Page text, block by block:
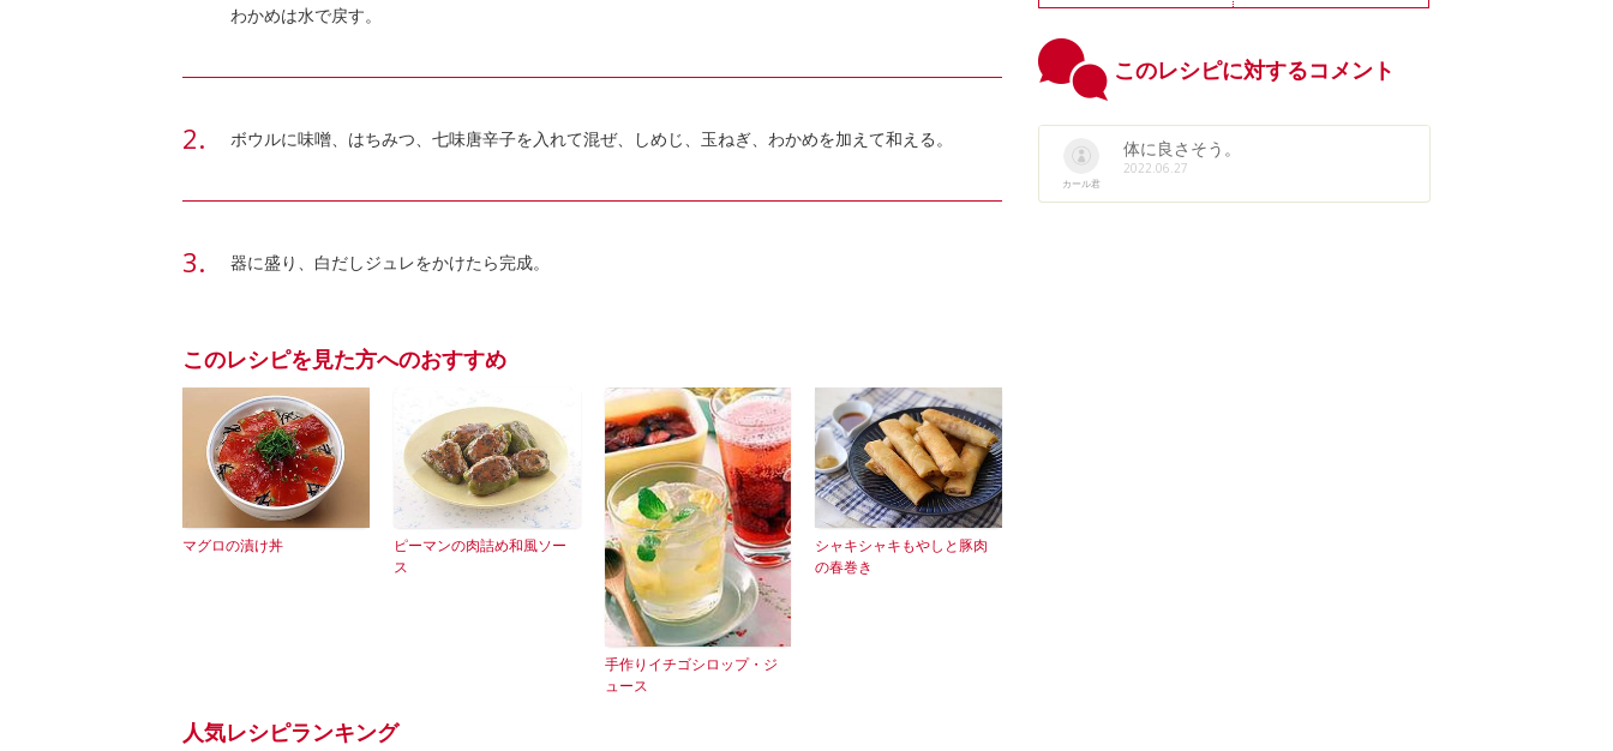
わかめは水で戻す。
ボウルに味噌、はちみつ、七味唐辛子を入れて混ぜ、しめじ、玉ねぎ、わかめを加えて和える。
器に盛り、白だしジュレをかけたら完成。
このレシピを見た方へのおすすめ
マグロの漬け丼
ピーマンの肉詰め和風ソー
ス
手作りイチゴシロップ・ジ
ュース
シャキシャキもやしと豚肉
の春巻き
人気レシピランキング
このレシピに対するコメント
カール君
体に良さそう。
2022.06.27